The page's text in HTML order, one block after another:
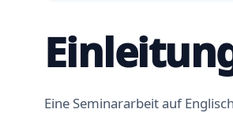
Eine Seminararbeit auf